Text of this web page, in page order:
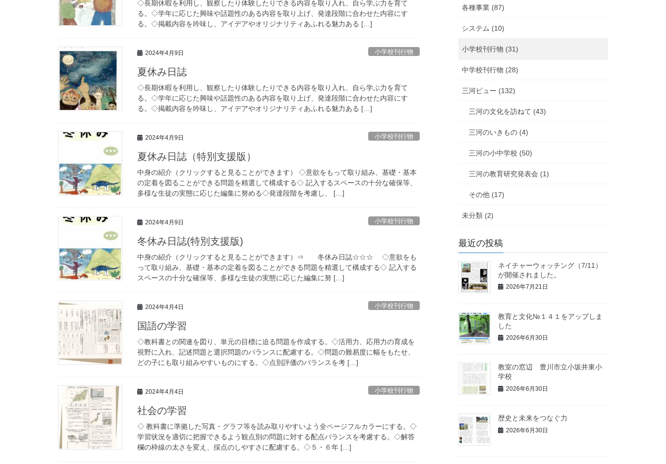
◇長期休暇を利用し、観察したり体験したりできる内容を取り入れ、自ら学ぶ力を育て
る。◇学年に応じた興味や話題性のある内容を取り上げ、発達段階に合わせた内容にす
る。◇掲載内容を吟味し、アイデアやオリジナリティあふれる魅力ある […]
2024年4月9日 小学校刊行物
夏休み日誌
◇長期休暇を利用し、観察したり体験したりできる内容を取り入れ、自ら学ぶ力を育て
る。◇学年に応じた興味や話題性のある内容を取り上げ、発達段階に合わせた内容にす
る。◇掲載内容を吟味し、アイデアやオリジナリティあふれる魅力ある […]
2024年4月9日 小学校刊行物
夏休み日誌（特別支援版）
中身の紹介（クリックすると見ることができます） ◇意欲をもって取り組み、基礎・基本
の定着を図ることができる問題を精選して構成する◇ 記入するスペースの十分な確保等、
多様な生徒の実態に応じた編集に努める◇発達段階を考慮し、 […]
2024年4月9日 小学校刊行物
冬休み日誌(特別支援版)
中身の紹介（クリックすると見ることができます）⇒ 冬休み日誌☆☆☆ ◇意欲をも
って取り組み、基礎・基本の定着を図ることができる問題を精選して構成する◇ 記入する
スペースの十分な確保等、多様な生徒の実態に応じた編集に努 […]
2024年4月4日 小学校刊行物
国語の学習
◇教科書との関連を図り、単元の目標に迫る問題を作成する。◇活用力、応用力の育成を
視野に入れ、記述問題と選択問題のバランスに配慮する。◇問題の難易度に幅をもたせ、
どの子にも取り組みやすいものにする。◇点別評価のバランスを考 […]
2024年4月4日 小学校刊行物
社会の学習
◇ 教科書に準拠した写真・グラフ等を読み取りやすいよう全ページフルカラーにする。◇
学習状況を適切に把握できるよう観点別の問題に対する配点バランスを考慮する。◇解答
欄の枠線の太さを変え、採点のしやすさに配慮する。◇５・６年 […]
各種事業 (87)
システム (10)
小学校刊行物 (31)
中学校刊行物 (28)
三河ビュー (132)
三河の文化を訪ねて (43)
三河のいきもの (4)
三河の小中学校 (50)
三河の教育研究発表会 (1)
その他 (17)
未分類 (2)
最近の投稿
ネイチャーウォッチング（7/11）
が開催されました。
2026年7月21日
教育と文化№１４１をアップしま
した
2026年6月30日
教室の窓辺 豊川市立小坂井東小
学校
2026年6月30日
歴史と未来をつなぐ力
2026年6月30日